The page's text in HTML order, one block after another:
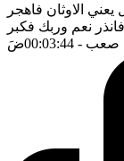
الاوثان فاهجر
نعم وربك فكبر
صعب - 00:03:44 ضَ